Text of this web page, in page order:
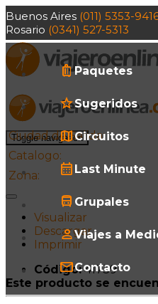
Buenos Aires (011) 5353-
Rosario (0341) 527-5313
Toggle navigation
Paquetes
Sugeridos
Circuitos
Last Minute
Grupales
Viajes a
Contacto
Ciudad de Salida:
Catalogo:
Zona:
Visualizar
Descargar
Imprimir
Código:41739
Este producto se